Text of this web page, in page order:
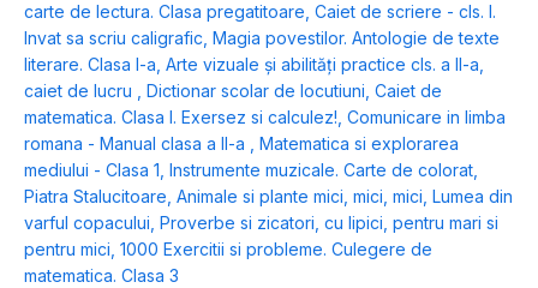
carte de lectura. Clasa pregatitoare Caiet de scriere - cls. I.
Invat sa scriu caligrafic Magia povestilor. Antologie de texte
literare. Clasa I-a Arte vizuale și abilități practice cls. a II-a,
caiet de lucru
Dictionar scolar de locutiuni Caiet de
matematica. Clasa I. Exersez si calculez! Comunicare in limba
romana - Manual clasa a II-a
Matematica si explorarea
mediului - Clasa 1 Instrumente muzicale. Carte de colorat
Piatra Stalucitoare Animale si plante mici, mici, mici Lumea din
varful copacului Proverbe si zicatori, cu lipici, pentru mari si
pentru mici 1000 Exercitii si probleme. Culegere de
matematica. Clasa 3